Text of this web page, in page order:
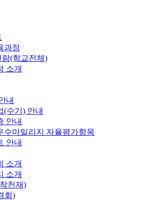
과정
람(학교전체)
소개
내
(수기) 안내
안내
수마일리지 자율평가항목
안내
소개
소개
천재)
회)